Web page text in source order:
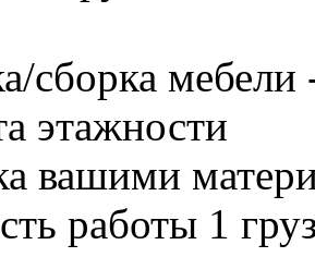
сборка мебели
этажности
вашими
работы 1